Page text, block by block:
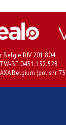
België BIV 201.804
BE 0431.152.528
Belgium (polisnr.